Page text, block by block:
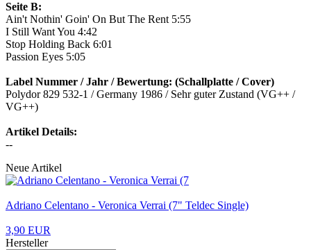
Seite B:
Ain't Nothin' Goin' On But The Rent 5:55
I Still Want You 4:42
Stop Holding Back 6:01
Passion Eyes 5:05
Label Nummer / Jahr / Bewertung: (Schallplatte / Cover)
Polydor 829 532-1 / Germany 1986 / Sehr guter Zustand (VG++ /
VG++)
Artikel Details:
--
Neue Artikel
Adriano Celentano - Veronica Verrai (7" Teldec Single)
3,90 EUR
Hersteller